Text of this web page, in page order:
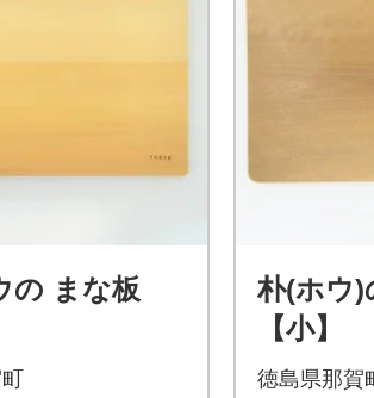
の まな板
朴(ホウ)
【小】
徳島県那賀